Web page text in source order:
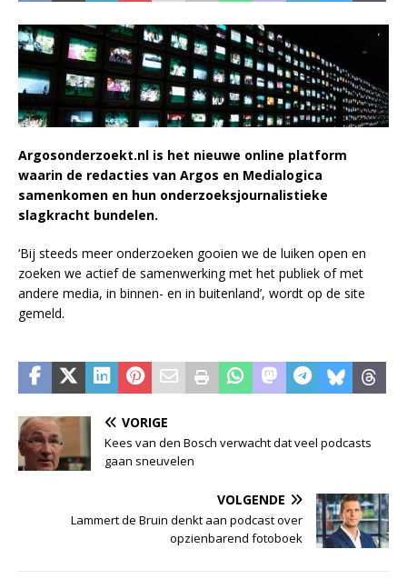
Argosonderzoekt.nl is het nieuwe online platform
waarin de redacties van Argos en Medialogica
samenkomen en hun onderzoeksjournalistieke
slagkracht bundelen.
‘Bij steeds meer onderzoeken gooien we de luiken open en
zoeken we actief de samenwerking met het publiek of met
andere media, in binnen- en in buitenland’, wordt op de site
gemeld.
VORIGE
Kees van den Bosch verwacht dat veel podcasts
gaan sneuvelen
VOLGENDE
Lammert de Bruin denkt aan podcast over
opzienbarend fotoboek